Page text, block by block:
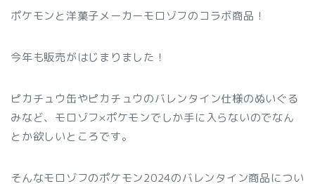
ポケモンと洋菓子メーカーモロゾフのコラボ商品！
今年も販売がはじまりました！
ピカチュウ缶やピカチュウのバレンタイン仕様のぬいぐる
みなど、モロゾフ×ポケモンでしか手に入らないのでなん
とか欲しいところです。
そんなモロゾフのポケモン2024のバレンタイン商品につい